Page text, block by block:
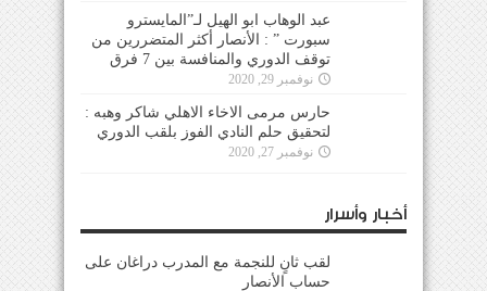
عبد الوهاب ابو الهيل لـ”المايسترو
سبورت ” : الأنصار أكثر المتضررين من
توقف الدوري والمنافسة بين 7 فرق
نوفمبر 29, 2020
حارس مرمى الاخاء الاهلي شاكر وهبه :
لتحقيق حلم النادي الفوز بلقب الدوري
نوفمبر 27, 2020
أخبار وأسرار
لقب ثانٍ للنجمة مع المدرب دراغان على
حساب الأنصار